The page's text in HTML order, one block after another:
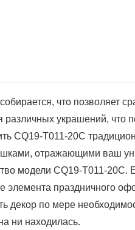
что позволяет
украшений, что
CQ19-T011-20C
отражающими ваш
модели CQ19-T011-20C.
элемента праздничного
декор по мере
ни находилась.